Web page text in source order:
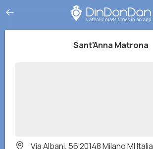
Sant'Anna Matrona
Via Albani, 56 20148 Milano MI Italia